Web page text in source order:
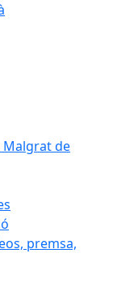
Malgrat de
premsa,